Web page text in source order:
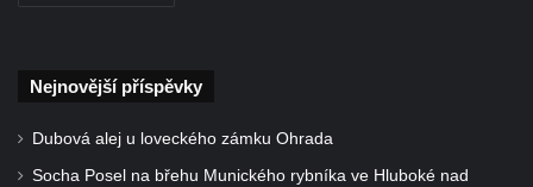
Vyhlídka Lipka u Horního Prysku
Jeskyně Lipka (Horní Prysk)
Vyhlídka na Meixnerově stezce v Horním
Nejnovější příspěvky
Dubová alej u loveckého zámku Ohrada
Socha Posel na břehu Munického rybníka ve Hluboké nad